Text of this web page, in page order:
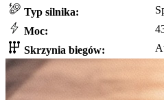
Typ silnika:
Moc:
Skrzynia biegów: